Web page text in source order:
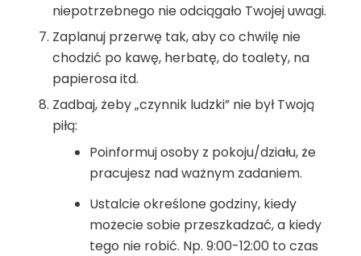
niepotrzebnego nie odciągało Twojej uwagi.
Zaplanuj przerwę tak, aby co chwilę nie
chodzić po kawę, herbatę, do toalety, na
papierosa itd.
Zadbaj, żeby „czynnik ludzki” nie był Twoją
piłą:
Poinformuj osoby z pokoju/działu, że
pracujesz nad ważnym zadaniem.
Ustalcie określone godziny, kiedy
możecie sobie przeszkadzać, a kiedy
tego nie robić. Np. 9:00-12:00 to czas